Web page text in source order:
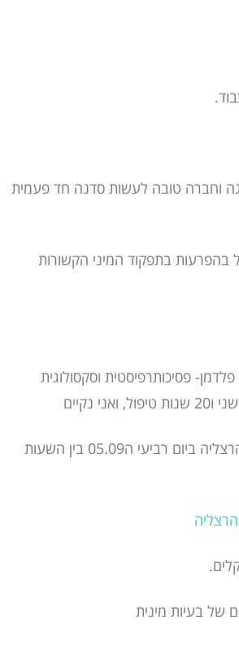
וחברה טובה לעשות סדנה חד פעמית
בהפרעות בתפקוד המיני הקשורות
פסיכותרפיסטית וסקסולוגית
נקיים
סדנה בת 6 שעות בהרצליה ביום רביעי ה05.09 בין השעות
של בעיות מינית